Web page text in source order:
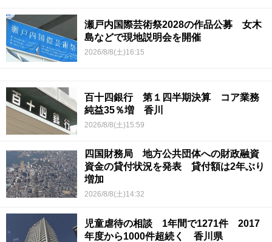
瀬戸内国際芸術祭2028の作品公募 女木
島などで現地説明会を開催
2026/8/8(土)16:15
百十四銀行 第１四半期決算 コア業務
純益35％増 香川
2026/8/8(土)15:59
四国財務局 地方公共団体への財政融資
資金の貸付状況を発表 貸付額は2年ぶり
増加
2026/8/8(土)14:32
児童虐待の相談 1年間で1271件 2017
年度から1000件超続く 香川県